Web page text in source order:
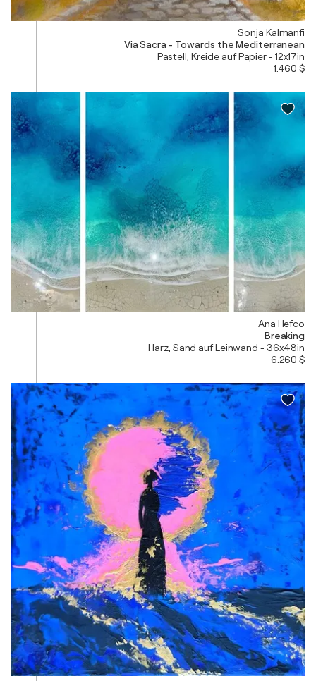
Sonja Kalmanfi
Via Sacra - Towards the Mediterranean
Pastell, Kreide auf Papier - 12x17in
1.460 $
Ana Hefco
Breaking
Harz, Sand auf Leinwand - 36x48in
6.260 $